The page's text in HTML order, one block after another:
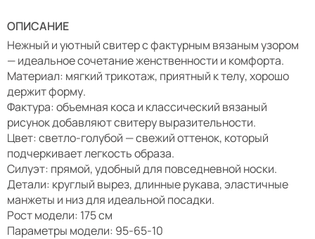
ОПИСАНИЕ
Нежный и уютный свитер с фактурным вязаным узором
— идеальное сочетание женственности и комфорта.
Материал: мягкий трикотаж, приятный к телу, хорошо
держит форму.
Фактура: объемная коса и классический вязаный
рисунок добавляют свитеру выразительности.
Цвет: светло-голубой — свежий оттенок, который
подчеркивает легкость образа.
Силуэт: прямой, удобный для повседневной носки.
Детали: круглый вырез, длинные рукава, эластичные
манжеты и низ для идеальной посадки.
Рост модели: 175 см
Параметры модели: 95-65-10